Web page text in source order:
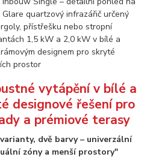
vytápění v bílé a
designové řešení pro
a prémiové terasy
dvě barvy – univerzální
zóny a menší prostory"